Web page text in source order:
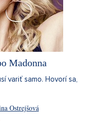
Madonna
variť samo. Hovorí sa,
Ostrejšová